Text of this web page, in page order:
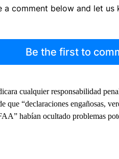
a comment below and let us
Be the first to
cualquier responsabilidad
que “declaraciones engañosas,
habían ocultado problemas